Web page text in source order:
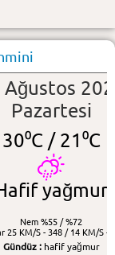
Ağustos
Pazartesi
30⁰C /21⁰C
yağmur
Nem %55 / %72
25 KM/S - 348 / 14 KM/S -
Gündüz :hafif yağmur